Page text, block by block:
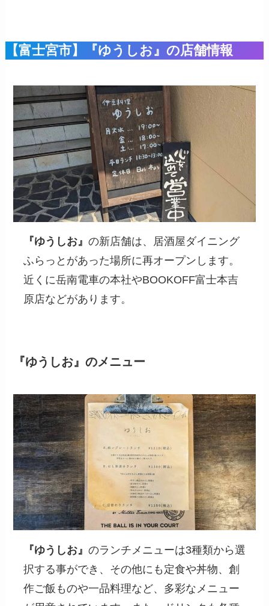
【富士宮市】『ゆうしお』の店舗情報
『ゆうしお』 の新店舗は、居酒屋ダイニング
ふらっとがあった場所に再オープンします。
近くに岳南電車の本社やBOOKOFF富士本吉
原店などがあります。
『ゆうしお』のメニュー
『ゆうしお』 のランチメニューは3種類から選
択する事ができ、その他にも定食や丼物、創
作ご飯ものや一品料理など、多彩なメニュー